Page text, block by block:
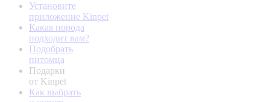
Установите
приложение Kinpet
Какая порода
подходит вам?
Подобрать
питомца
Подарки
от Kinpet
Как выбрать